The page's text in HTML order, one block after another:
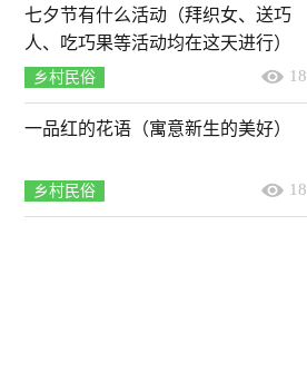
七夕节有什么活动（拜织女、送巧
人、吃巧果等活动均在这天进行）
乡村民俗 18
一品红的花语（寓意新生的美好）
乡村民俗 18